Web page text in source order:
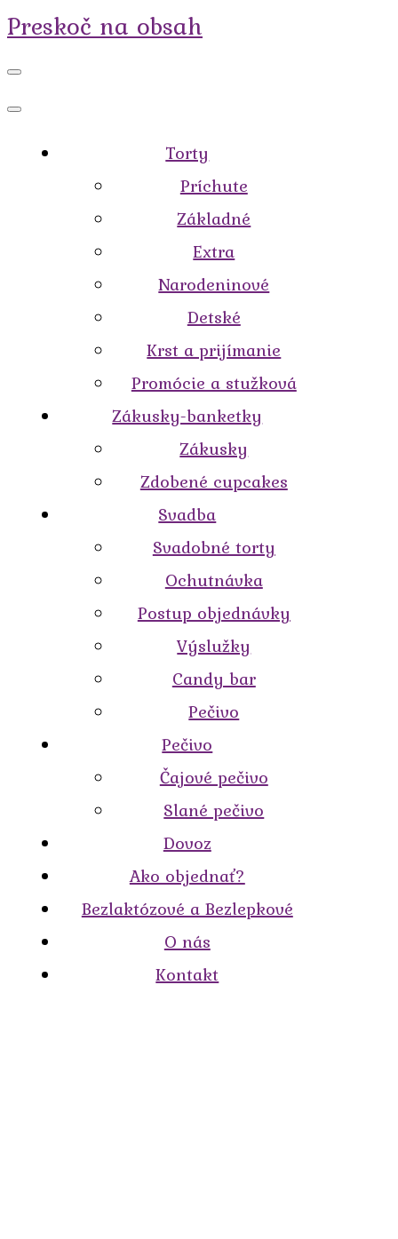
Preskoč na obsah
Torty
Príchute
Základné
Extra
Narodeninové
Detské
Krst a prijímanie
Promócie a stužková
Zákusky-banketky
Zákusky
Zdobené cupcakes
Svadba
Svadobné torty
Ochutnávka
Postup objednávky
Výslužky
Candy bar
Pečivo
Pečivo
Čajové pečivo
Slané pečivo
Dovoz
Ako objednať?
Bezlaktózové a Bezlepkové
O nás
Kontakt